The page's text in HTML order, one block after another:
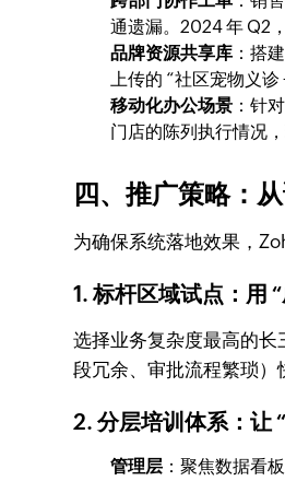
通遗漏。2024 年 Q2
品牌资源共享库 ：搭
上传的 “社区宠物义
移动化办公场景 ：针
门店的陈列执行情况
四、推广策略：
为确保系统落地效果，
1. 标杆区域试点：用
选择业务复杂度最高的
段冗余、审批流程繁琐）
2. 分层培训体系：让
管理层 ：聚焦数据看